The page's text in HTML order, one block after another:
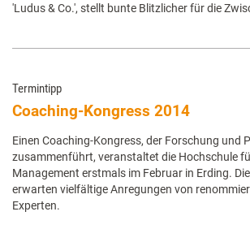
'Ludus & Co.', stellt bunte Blitzlicher für die
Termintipp
Coaching-Kongress 2014
Einen Coaching-Kongress, der Forschung und
zusammenführt, veranstaltet die Hochschule
Management erstmals im Februar in Erding.
erwarten vielfältige Anregungen von
Experten.